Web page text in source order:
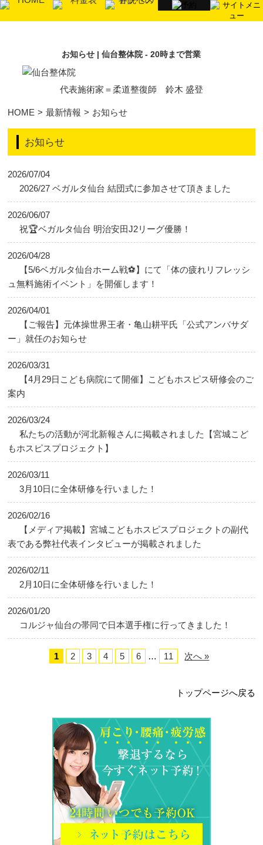
お知らせ | 仙台整体院 - 20時まで営業
代表施術家＝柔道整復師 鈴木 盛登
HOME > 最新情報 > お知らせ
お知らせ
2026/07/04
2026/27 ベガルタ仙台 結団式に参加させて頂きました
2026/06/07
祝🏆ベガルタ仙台 明治安田J2リーグ優勝！
2026/04/28
【5/6ベガルタ仙台ホーム戦⚽】にて「体の疲れリフレッシ
ュ無料施術イベント」を開催します！
2026/04/01
【ご報告】元体操世界王者・亀山耕平氏「公式アンバサダ
ー」就任のお知らせ
2026/03/31
【4月29日こども病院にて開催】こどもホスピス研修会のご
案内
2026/03/24
私たちの活動が河北新報さんに掲載されました【宮城こど
もホスピスプロジェクト】
2026/03/11
3月10日に全体研修を行いました！
2026/02/16
【メディア掲載】宮城こどもホスピスプロジェクトの副代
表である弊社代表インタビューが掲載されました
2026/02/11
2月10日に全体研修を行いました！
2026/01/20
コルジャ仙台の帯同で日本選手権に行ってきました！
1 2 3 4 5 6 … 11 次へ »
トップページへ戻る